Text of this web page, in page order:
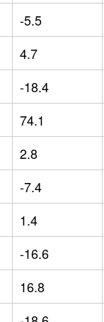
-5.5
4.7
-18.4
74.1
2.8
-7.4
1.4
-16.6
16.8